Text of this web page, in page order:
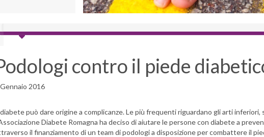
contro il piede
2016
può dare origine a complicanze. Le più frequenti riguardano gli arti
Diabete Romagna ha deciso di aiutare le persone con diabete a
il finanziamento di un team di podologi a disposizione per combattere il